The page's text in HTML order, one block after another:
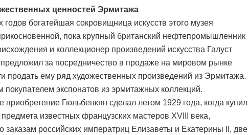
ценностей Эрмитажа
годов богатейшая сокровищница искусств этого музея
пока крупный британский нефтепромышленник
и коллекционер произведений искусства Галуст
за посредничество в продаже на мировом рынке
продать ему ряд художественных произведений из Эрмитажа.
экспонатов из эрмитажных коллекций.
приобретение Гюльбенкян сделал летом 1929 года, когда купил
известных французских мастеров XVIII века,
заказам российских императриц Елизаветы и Екатерины II, две